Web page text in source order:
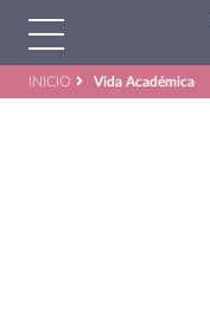
INICIO Vida Académica